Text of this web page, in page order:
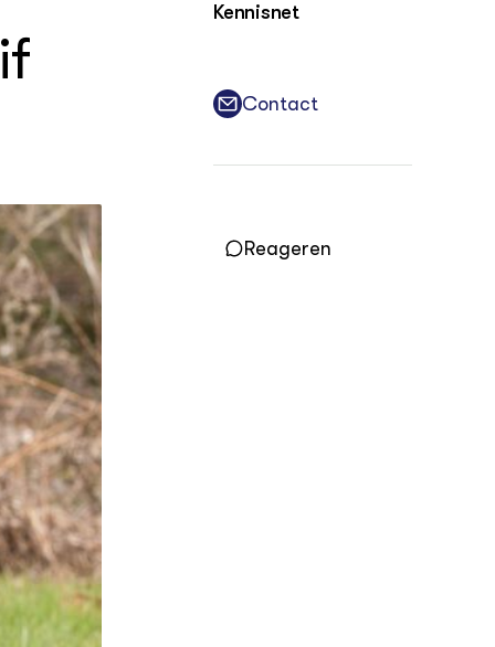
LEREN
Wiki Groen Kennisnet
GROEN KENNISNET
Over ons
Contact
ENGLISH
Search the Knowledge base
Kennisnet
Contact
Reageren